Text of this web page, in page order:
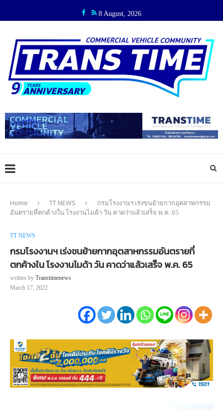
8 August, 2026
Home TT NEWS
กรมโรงงานฯ เร่งขนย้ายกากอุตสาหกรรม
อันตรายที่ตกค้างใน โรงงานไมด้า วัน คาดว่าแล้วเสร็จ พ.ค. 65
TT NEWS
กรมโรงงานฯ เร่งขนย้ายกากอุตสาหกรรมอันตรายที่
ตกค้างใน โรงงานไมด้า วัน คาดว่าแล้วเสร็จ พ.ค. 65
written by Transtimenews
March 17, 2022